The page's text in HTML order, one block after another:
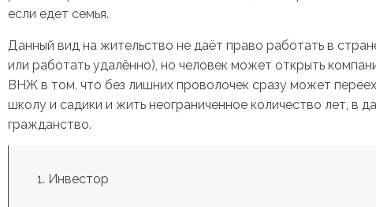
если едет семья.
Данный вид на жительство не даёт право работать в
или работать удалённо), но человек может открыть
ВНЖ в том, что без лишних проволочек сразу может
школу и садики и жить неограниченное количество лет, в
гражданство.
Инвестор